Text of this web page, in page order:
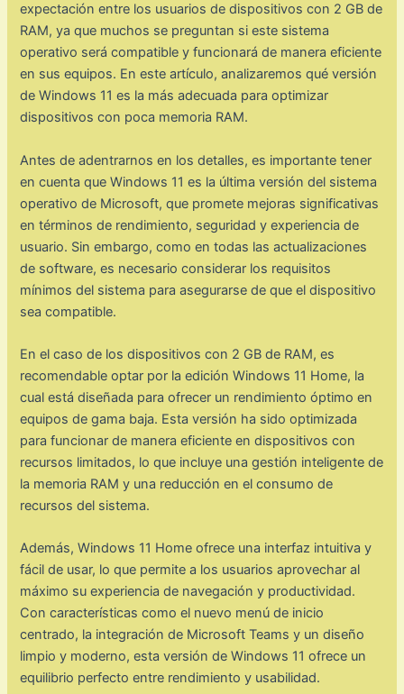
expectación entre los usuarios de dispositivos con 2 GB de
RAM, ya que muchos se preguntan si este sistema
operativo será compatible y funcionará de manera eficiente
en sus equipos. En este artículo, analizaremos qué versión
de Windows 11 es la más adecuada para optimizar
dispositivos con poca memoria RAM.
Antes de adentrarnos en los detalles, es importante tener
en cuenta que Windows 11 es la última versión del sistema
operativo de Microsoft, que promete mejoras significativas
en términos de rendimiento, seguridad y experiencia de
usuario. Sin embargo, como en todas las actualizaciones
de software, es necesario considerar los requisitos
mínimos del sistema para asegurarse de que el dispositivo
sea compatible.
En el caso de los dispositivos con 2 GB de RAM, es
recomendable optar por la edición Windows 11 Home, la
cual está diseñada para ofrecer un rendimiento óptimo en
equipos de gama baja. Esta versión ha sido optimizada
para funcionar de manera eficiente en dispositivos con
recursos limitados, lo que incluye una gestión inteligente de
la memoria RAM y una reducción en el consumo de
recursos del sistema.
Además, Windows 11 Home ofrece una interfaz intuitiva y
fácil de usar, lo que permite a los usuarios aprovechar al
máximo su experiencia de navegación y productividad.
Con características como el nuevo menú de inicio
centrado, la integración de Microsoft Teams y un diseño
limpio y moderno, esta versión de Windows 11 ofrece un
equilibrio perfecto entre rendimiento y usabilidad.